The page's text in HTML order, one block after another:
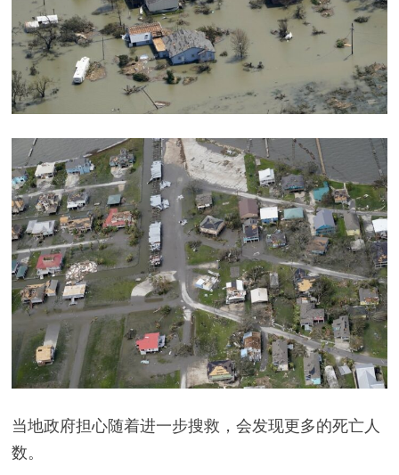
当地政府担心随着进一步搜救，会发现更多的死亡人
数。